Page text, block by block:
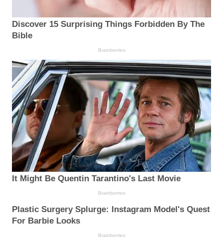
Discover 15 Surprising Things Forbidden By The
Bible
Brainberries
It Might Be Quentin Tarantino's Last Movie
Brainberries
Plastic Surgery Splurge: Instagram Model's Quest
For Barbie Looks
Brainberries